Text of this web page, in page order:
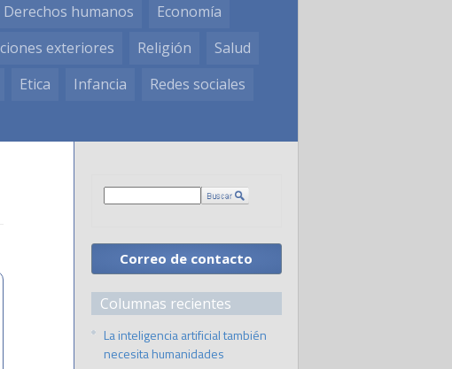
Derechos humanos
Economía
exteriores Religión
Salud
Etica Infancia
Redes sociales
Correo de contacto
Columnas recientes
La inteligencia artificial también
necesita humanidades